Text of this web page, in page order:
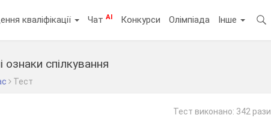
кваліфікації ЧатAI Конкурси Олімпіада Інше
ознаки спілкування
Тест
Тест виконано: 342 рази